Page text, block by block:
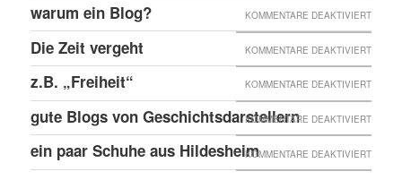
warum ein Blog? KOMMENTARE DEAKTIVIERTFÜR
EIN
Die Zeit vergeht KOMMENTARE DEAKTIVIERTFÜR
z.B. „Freiheit“ KOMMENTARE DEAKTIVIERTFÜR
gute Blogs von GeschichtsdarstellernKOMMENTARE DEAKTIVIERTFÜR
BLOGS
ein paar Schuhe aus HildesheimKOMMENTARE DEAKTIVIERTFÜR